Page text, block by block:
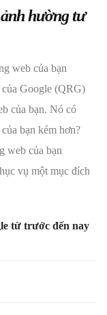
hường tư
web của bạn
Google (QRG)
của bạn. Nó có
bạn kém hơn?
web của bạn
vụ một mục đích
từ trước đến nay